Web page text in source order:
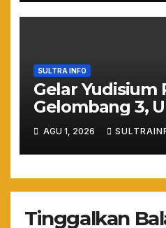
SULTRA INFO
Gelar Yudisium
Gelombang 3,
Tangerang
Magister
Global dari
hingga
AGU 1, 2026
Tinggalkan